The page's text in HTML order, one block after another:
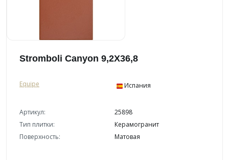
Stromboli Canyon 9,2X36,8
Equipe Испания
Артикул:
25898
Тип плитки:
Керамогранит
Поверхность:
Матовая